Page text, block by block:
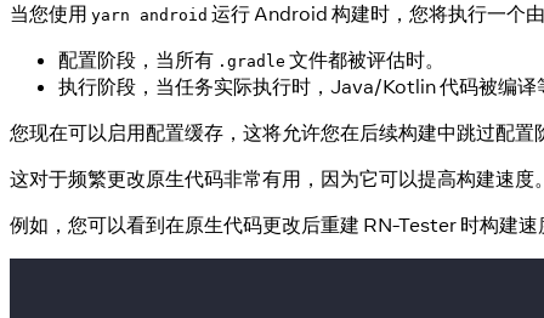
当您使用 yarn android 运行 Android 构建时，您将执行一个
配置阶段，当所有 .gradle 文件都被评估时。
执行阶段，当任务实际执行时，Java/Kotlin 代码被编译
您现在可以启用配置缓存，这将允许您在后续构建中跳过配置
这对于频繁更改原生代码非常有用，因为它可以提高构建速度
例如，您可以看到在原生代码更改后重建 RN-Tester 时构建速